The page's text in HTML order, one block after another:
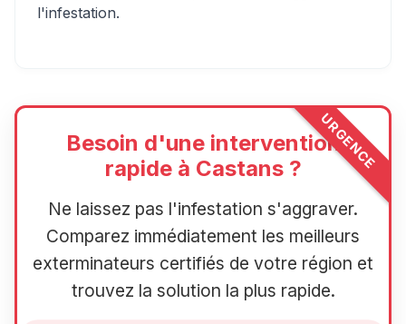
l'infestation.
URGENCE
Besoin d'une intervention
rapide à Castans ?
Ne laissez pas l'infestation s'aggraver.
Comparez immédiatement les meilleurs
exterminateurs certifiés de votre région et
trouvez la solution la plus rapide.